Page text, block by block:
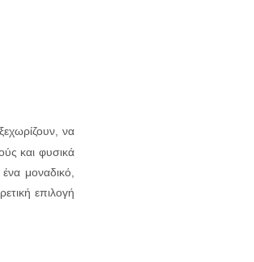
να
και φυσικά
μοναδικό,
επιλογή